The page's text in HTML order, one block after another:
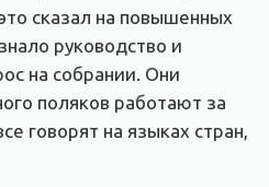
сказал на повышенных
руководство и
на собрании. Они
поляков работают за
говорят на языках стран,